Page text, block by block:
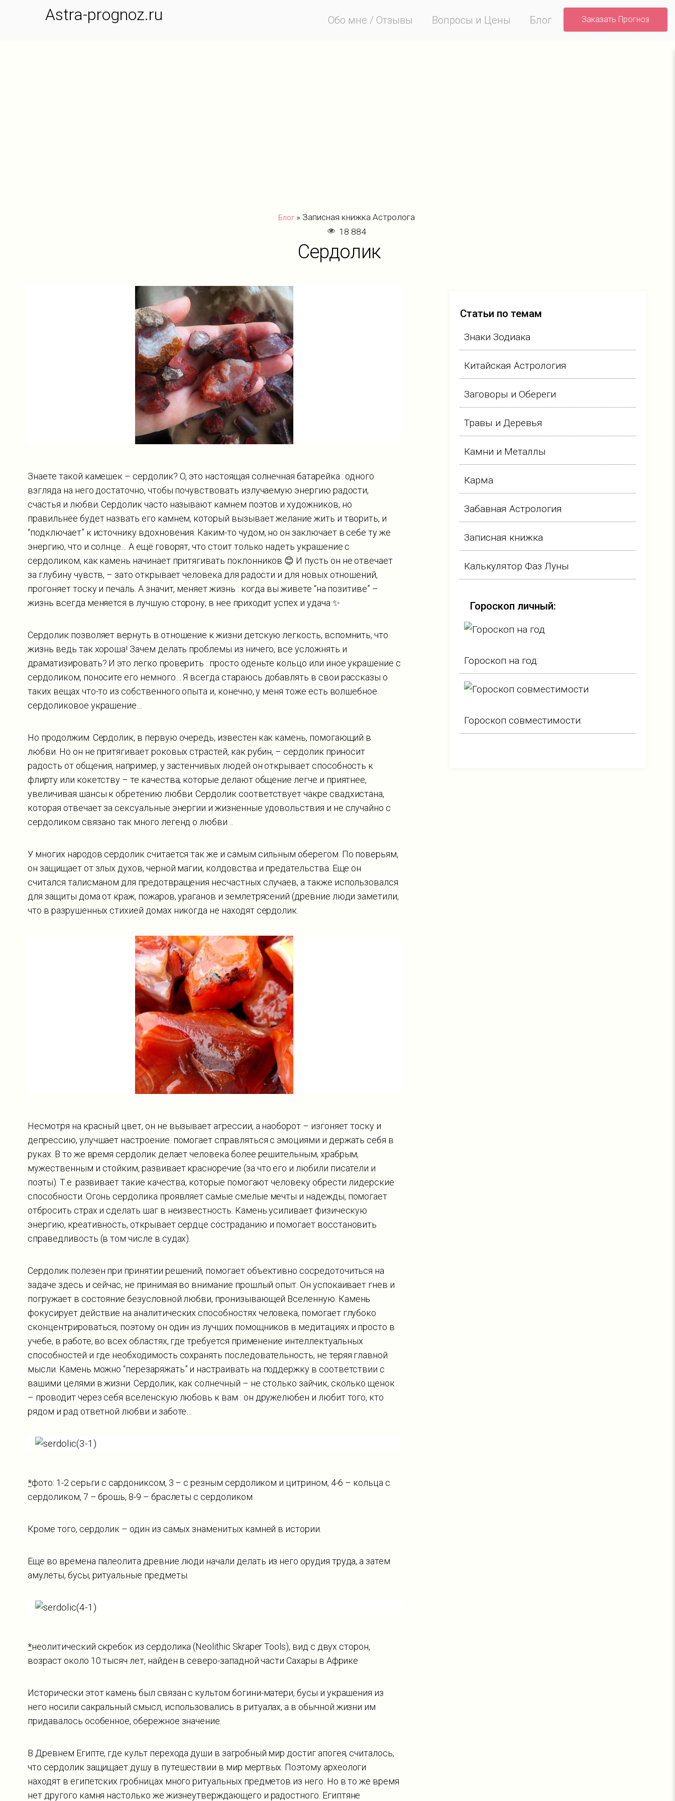
Astra-prognoz.ru Обо мне / Отзывы Вопросы и Цены Блог Заказать Прогноз
Блог » Записная книжка Астролога
18 884
Сердолик
Знаете такой камешек – сердолик? О, это настоящая солнечная батарейка : одного
взгляда на него достаточно, чтобы почувствовать излучаемую энергию радости,
счастья и любви. Сердолик часто называют камнем поэтов и художников, но
правильнее будет назвать его камнем, который вызывает желание жить и творить, и
“подключает” к источнику вдохновения. Каким-то чудом, но он заключает в себе ту же
энергию, что и солнце… А ещё говорят, что стоит только надеть украшение с
сердоликом, как камень начинает притягивать поклонников 😊 И пусть он не отвечает
за глубину чувств, – зато открывает человека для радости и для новых отношений,
прогоняет тоску и печаль. А значит, меняет жизнь : когда вы живете “на позитиве” –
жизнь всегда меняется в лучшую сторону, в нее приходит успех и удача ✨
Сердолик позволяет вернуть в отношение к жизни детскую легкость, вспомнить, что
жизнь ведь так хороша! Зачем делать проблемы из ничего, все усложнять и
драматизировать? И это легко проверить : просто оденьте кольцо или иное украшение с
сердоликом, поносите его немного… Я всегда стараюсь добавлять в свои рассказы о
таких вещах что-то из собственного опыта и, конечно, у меня тоже есть волшебное
сердоликовое украшение…
Но продолжим. Сердолик, в первую очередь, известен как камень, помогающий в
любви. Но он не притягивает роковых страстей, как рубин, – сердолик приносит
радость от общения, например, у застенчивых людей он открывает способность к
флирту или кокетству – те качества, которые делают общение легче и приятнее,
увеличивая шансы к обретению любви. Сердолик соответствует чакре свадхистана,
которая отвечает за сексуальные энергии и жизненные удовольствия и не случайно с
сердоликом связано так много легенд о любви…
У многих народов сердолик считается так же и самым сильным оберегом. По поверьям,
он защищает от злых духов, черной магии, колдовства и предательства. Еще он
считался талисманом для предотвращения несчастных случаев, а также использовался
для защиты дома от краж, пожаров, ураганов и землетрясений (древние люди заметили,
что в разрушенных стихией домах никогда не находят сердолик.
Несмотря на красный цвет, он не вызывает агрессии, а наоборот – изгоняет тоску и
депрессию, улучшает настроение. помогает справляться с эмоциями и держать себя в
руках. В то же время сердолик делает человека более решительным, храбрым,
мужественным и стойким, развивает красноречие (за что его и любили писатели и
поэты). Т.е. развивает такие качества, которые помогают человеку обрести лидерские
способности. Огонь сердолика проявляет самые смелые мечты и надежды, помогает
отбросить страх и сделать шаг в неизвестность. Камень усиливает физическую
энергию, креативность, открывает сердце состраданию и помогает восстановить
справедливость (в том числе в судах).
Сердолик полезен при принятии решений, помогает объективно сосредоточиться на
задаче здесь и сейчас, не принимая во внимание прошлый опыт. Он успокаивает гнев и
погружает в состояние безусловной любви, пронизывающей Вселенную. Камень
фокусирует действие на аналитических способностях человека, помогает глубоко
сконцентрироваться, поэтому он один из лучших помощников в медитациях и просто в
учебе, в работе, во всех областях, где требуется применение интеллектуальных
способностей и где необходимость сохранять последовательность, не теряя главной
мысли. Камень можно “перезаряжать” и настраивать на поддержку в соответствии с
вашими целями в жизни. Сердолик, как солнечный – не столько зайчик, сколько щенок
– проводит через себя вселенскую любовь к вам : он дружелюбен и любит того, кто
рядом и рад ответной любви и заботе…
*фото: 1-2 серьги с сардониксом, 3 – с резным сердоликом и цитрином, 4-6 – кольца с
сердоликом, 7 – брошь, 8-9 – браслеты с сердоликом
Кроме того, сердолик – один из самых знаменитых камней в истории.
Еще во времена палеолита древние люди начали делать из него орудия труда, а затем
амулеты, бусы, ритуальные предметы.
*неолитический скребок из сердолика (Neolithic Skraper Tools), вид с двух сторон,
возраст около 10 тысяч лет, найден в северо-западной части Сахары в Африке
Исторически этот камень был связан с культом богини-матери, бусы и украшения из
него носили сакральный смысл, использовались в ритуалах, а в обычной жизни им
придавалось особенное, обережное значение.
В Древнем Египте, где культ перехода души в загробный мир достиг апогея, считалось,
что сердолик защищает душу в путешествии в мир мертвых. Поэтому археологи
находят в египетских гробницах много ритуальных предметов из него. Но в то же время
нет другого камня настолько же жизнеутверждающего и радостного. Египтяне
Статьи по темам
Знаки Зодиака
Китайская Астрология
Заговоры и Обереги
Травы и Деревья
Камни и Металлы
Карма
Забавная Астрология
Записная книжка
Калькулятор Фаз Луны
Гороскоп личный:
Гороскоп на год:
Гороскоп совместимости: